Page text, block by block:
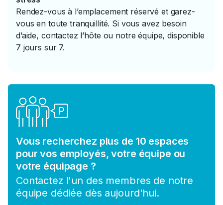
Rendez-vous à l’emplacement réservé et garez-
vous en toute tranquillité. Si vous avez besoin
d’aide, contactez l’hôte ou notre équipe, disponible
7 jours sur 7.
Vous recherchez plus de 10 espaces
pour vos employés, votre équipe ou
votre équipage ?
Contactez l'un des membres de notre
équipe dédiée dès aujourd'hui.